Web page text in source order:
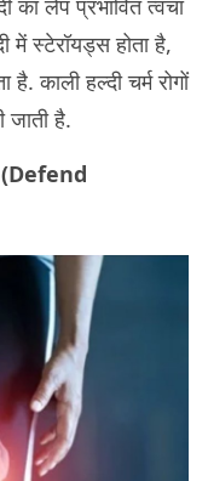
का लेप प्रभावित त्वचा
में स्टेरॉयड्स होता है,
काली हल्दी चर्म रोगों
जाती है.
(Defend